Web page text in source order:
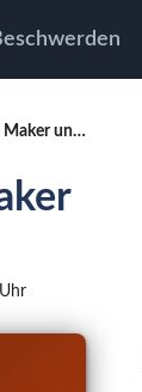
Binance verschärft Regeln für Market Maker und Token-Projekte